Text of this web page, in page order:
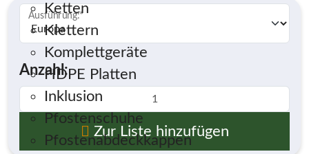
Ketten
Klettern
Komplettgeräte
HDPE Platten
Inklusion
Pfostenschuhe
Pfostenabdeckkappen
Ausführung:*
Anzahl:
Zur Liste hinzufügen